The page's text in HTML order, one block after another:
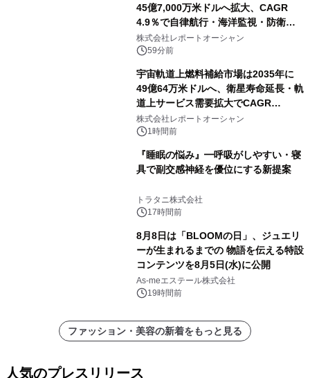
45億7,000万米ドルへ拡大、CAGR
4.9％で自律航行・海洋監視・防衛用
途の導入が加速
株式会社レポートオーシャン
59分前
宇宙軌道上燃料補給市場は2035年に
49億64万米ドルへ、衛星寿命延長・軌
道上サービス需要拡大でCAGR
12.70%の成長を実現
株式会社レポートオーシャン
1時間前
『睡眠の悩み』━呼吸がしやすい・寝
具で副交感神経を優位にする新提案
トラタニ株式会社
17時間前
8月8日は「BLOOMの日」、ジュエリ
ーが生まれるまでの 物語を伝える特設
コンテンツを8月5日(水)に公開
As-meエステール株式会社
19時間前
ファッション・美容の新着をもっと見る
人気のプレスリリース